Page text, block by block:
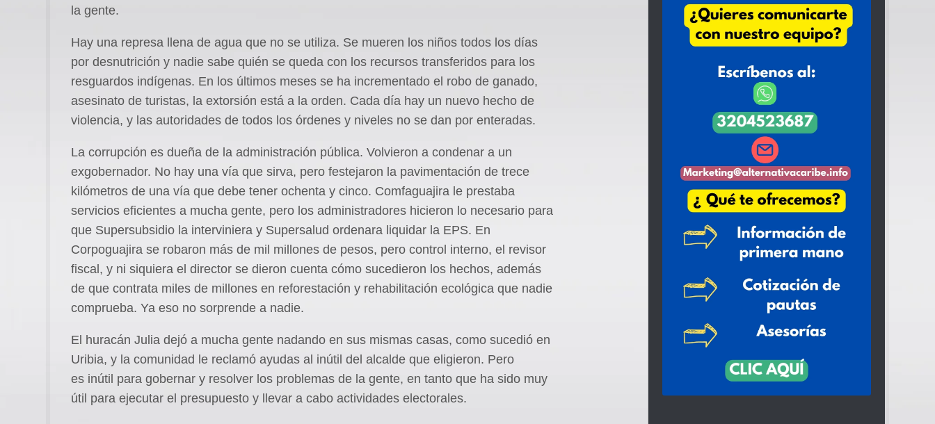
la gente.
Hay una represa llena de agua que no se utiliza. Se mueren los niños todos los días
por desnutrición y nadie sabe quién se queda con los recursos transferidos para los
resguardos indígenas. En los últimos meses se ha incrementado el robo de ganado,
asesinato de turistas, la extorsión está a la orden. Cada día hay un nuevo hecho de
violencia, y las autoridades de todos los órdenes y niveles no se dan por enteradas.
La corrupción es dueña de la administración pública. Volvieron a condenar a un
exgobernador. No hay una vía que sirva, pero festejaron la pavimentación de trece
kilómetros de una vía que debe tener ochenta y cinco. Comfaguajira le prestaba
servicios eficientes a mucha gente, pero los administradores hicieron lo necesario para
que Supersubsidio la interviniera y Supersalud ordenara liquidar la EPS. En
Corpoguajira se robaron más de mil millones de pesos, pero control interno, el revisor
fiscal, y ni siquiera el director se dieron cuenta cómo sucedieron los hechos, además
de que contrata miles de millones en reforestación y rehabilitación ecológica que nadie
comprueba. Ya eso no sorprende a nadie.
El huracán Julia dejó a mucha gente nadando en sus mismas casas, como sucedió en
Uribia, y la comunidad le reclamó ayudas al inútil del alcalde que eligieron. Pero
es inútil para gobernar y resolver los problemas de la gente, en tanto que ha sido muy
útil para ejecutar el presupuesto y llevar a cabo actividades electorales.